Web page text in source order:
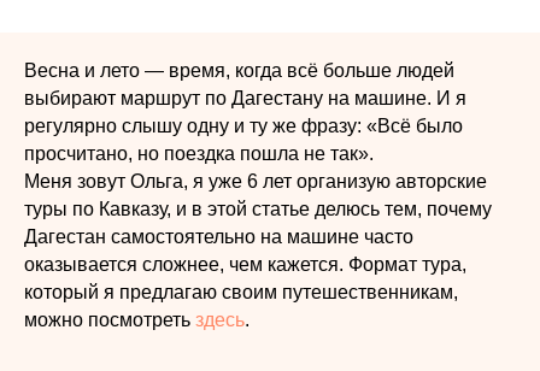
Весна и лето — время, когда всё больше людей
выбирают маршрут по Дагестану на машине. И я
регулярно слышу одну и ту же фразу: «Всё было
просчитано, но поездка пошла не так».
Меня зовут Ольга, я уже 6 лет организую авторские
туры по Кавказу, и в этой статье делюсь тем, почему
Дагестан самостоятельно на машине часто
оказывается сложнее, чем кажется. Формат тура,
который я предлагаю своим путешественникам,
можно посмотреть здесь.